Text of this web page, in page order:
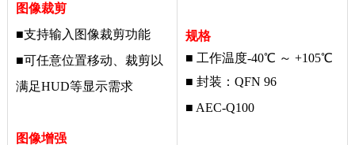
图像裁剪
■支持输入图像裁剪功能
■可任意位置移动、裁剪以
满足HUD等显示需求
图像增强
规格
■ 工作温度-40℃ ～ +105℃
■ 封装：QFN 96
■ AEC-Q100